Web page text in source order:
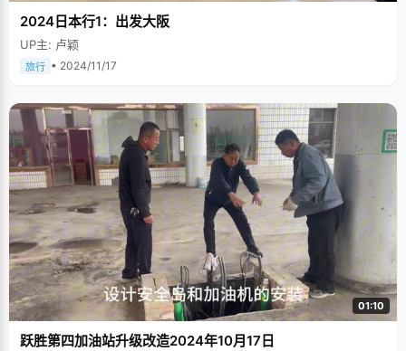
每天该做的事情，学的时候认真学，好好吃饭，好好睡觉。"心里踏实很重
部就班的来，心里踏实就不会有什么心态上的问题"。 "学生时代最重要的任
务是学习，所以必须清醒地对自己有个认识，自己有哪些长处、不足之处，
开始看古典文献，四大名著等书籍。"刚开始爸爸会给我讲故事，后来我嫌他
将得太慢了，又想看后边的情节，就自己找书来看，不会的字就翻字典"，王
欣怡说，"我很喜欢中国文化的博大精深，而且爸妈也一直坚持让我多看
书。" 从小学到高中，金庸的武侠小说她看了很多遍，每一遍她说都有新的感
受。"青山磊落险峰行，玉璧月华明&hellip;&hellip;"《天龙八部》回目中的
词，王欣怡脱口而出。到现在，她还能将《射雕英雄传》的回目倒背如流 因
为如此一向喜欢古典音乐的王欣怡破例喜欢流行歌坛的周杰伦，"他的很多歌
曲都属于中国风，歌词也写得很好，所以偶尔会听他的歌曲"，王欣怡随口就
哼出了《青花瓷》的旋律。 因为喜欢古典文学，小学毕业后，王心怡主动提
出要学习古筝，每次都认真练习，有时候手磨起了泡，她也坚持练习。高中
的时候，王欣怡在全国民乐艺术节上获得银奖。除此之外，她还学了二胡、
古琴，在文艺晚会中露上一手。"我喜欢古典民乐，能给人一种悠远的意
境，"王欣怡说，"我的性格有时缺乏沉稳，所以想用古乐来让陶冶自己的情
操"。
2024日本行1：出发大阪
UP主: 卢颖
旅行 • 2024/11/17
01:10
跃胜第四加油站升级改造2024年10月17日